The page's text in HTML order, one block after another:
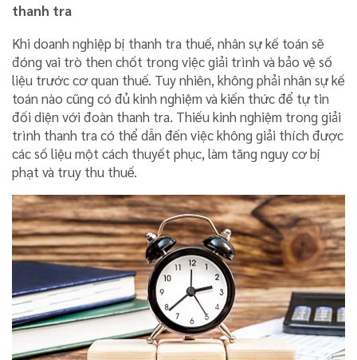
thanh tra
Khi doanh nghiệp bị thanh tra thuế, nhân sự kế toán sẽ
đóng vai trò then chốt trong việc giải trình và bảo vệ số
liệu trước cơ quan thuế. Tuy nhiên, không phải nhân sự kế
toán nào cũng có đủ kinh nghiệm và kiến thức để tự tin
đối diện với đoàn thanh tra. Thiếu kinh nghiệm trong giải
trình thanh tra có thể dẫn đến việc không giải thích được
các số liệu một cách thuyết phục, làm tăng nguy cơ bị
phạt và truy thu thuế.